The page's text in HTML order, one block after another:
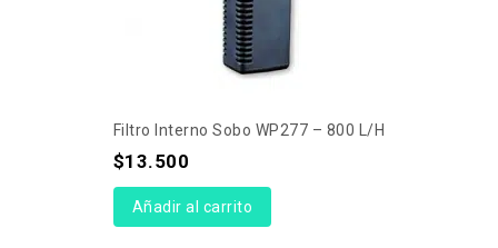
Filtro Interno Sobo WP277 – 800 L/h
$13.500
Añadir al carrito